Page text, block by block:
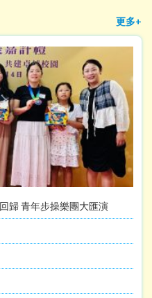
歸 青年步操樂團大匯演
更多+